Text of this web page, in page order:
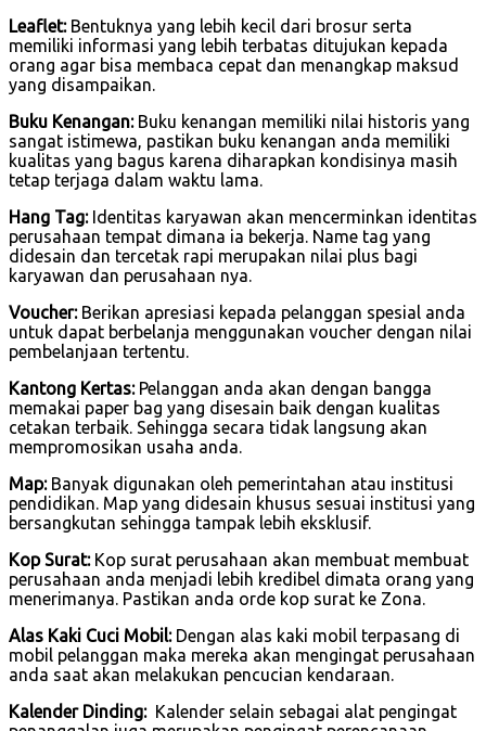
Leaflet:Bentuknya yang lebih kecil dari brosur serta
memiliki informasi yang lebih terbatas ditujukan kepada
orang agar bisa membaca cepat dan menangkap maksud
yang disampaikan.
Buku Kenangan:Buku kenangan memiliki nilai historis yang
sangat istimewa, pastikan buku kenangan anda memiliki
kualitas yang bagus karena diharapkan kondisinya masih
tetap terjaga dalam waktu lama.
Hang Tag:Identitas karyawan akan mencerminkan identitas
perusahaan tempat dimana ia bekerja. Name tag yang
didesain dan tercetak rapi merupakan nilai plus bagi
karyawan dan perusahaan nya.
Voucher:Berikan apresiasi kepada pelanggan spesial anda
untuk dapat berbelanja menggunakan voucher dengan nilai
pembelanjaan tertentu.
Kantong Kertas:Pelanggan anda akan dengan bangga
memakai paper bag yang disesain baik dengan kualitas
cetakan terbaik. Sehingga secara tidak langsung akan
mempromosikan usaha anda.
Map:Banyak digunakan oleh pemerintahan atau institusi
pendidikan. Map yang didesain khusus sesuai institusi yang
bersangkutan sehingga tampak lebih eksklusif.
Kop Surat:Kop surat perusahaan akan membuat membuat
perusahaan anda menjadi lebih kredibel dimata orang yang
menerimanya. Pastikan anda orde kop surat ke Zona.
Alas Kaki Cuci Mobil:Dengan alas kaki mobil terpasang di
mobil pelanggan maka mereka akan mengingat perusahaan
anda saat akan melakukan pencucian kendaraan.
Kalender Dinding:Kalender selain sebagai alat pengingat